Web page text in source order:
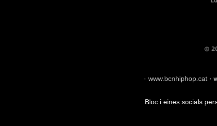
· www.bcnhiphop.cat ·
Bloc i eines socials